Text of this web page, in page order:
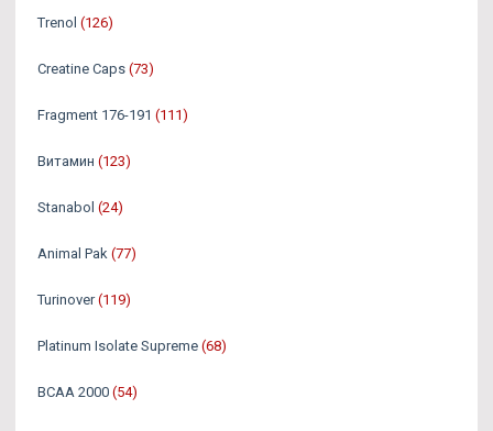
Trenol (126)
Creatine Caps (73)
Fragment 176-191 (111)
Витамин (123)
Stanabol (24)
Animal Pak (77)
Turinover (119)
Platinum Isolate Supreme (68)
BCAA 2000 (54)